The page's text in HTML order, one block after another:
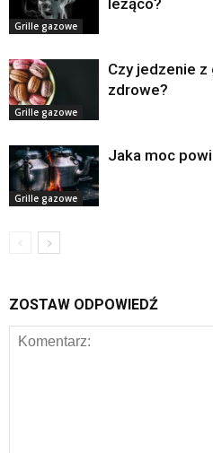
Grille gazowe
Grille gazowe
Czy jedzenie
zdrowe?
Grille gazowe
Jaka moc
ZOSTAW ODPOWIEDŹ